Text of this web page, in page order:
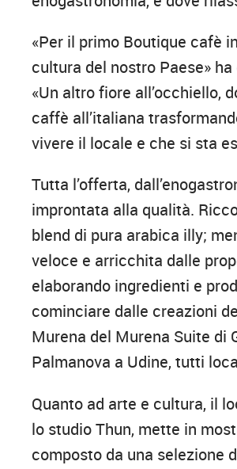
«Per il primo Boutique cafè
cultura del nostro Paese»
«Un altro fiore all’occhiello,
caffè all’italiana
vivere il locale e che si sta
Tutta l’offerta,
improntata alla qualità.
blend di pura arabica illy;
veloce e arricchita dalle
elaborando ingredienti e
cominciare dalle creazioni
Murena del Murena Suite di
Palmanova a Udine, tutti
Quanto ad arte e cultura, il
lo studio Thun, mette in
composto da una selezione